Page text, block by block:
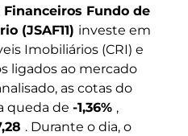
Financeiros Fundo de
(JSAF11) investe em
Imobiliários (CRI) e
ligados ao mercado
as cotas do
queda de -1,36% ,
. Durante o dia, o